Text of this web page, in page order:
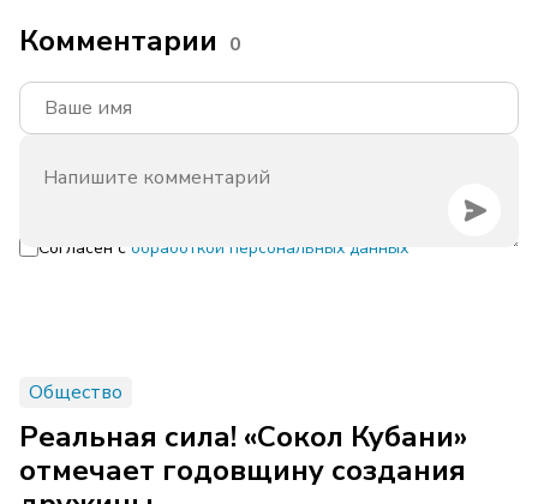
Комментарии 0
Согласен с обработкой персональных данных
Общество
Реальная сила! «Сокол Кубани»
отмечает годовщину создания